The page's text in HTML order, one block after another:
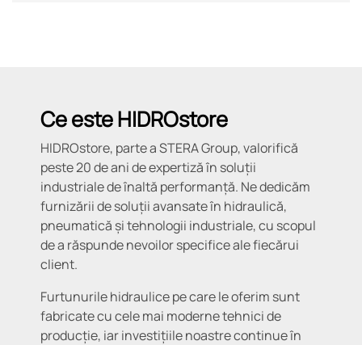
Ce este HIDROstore
HIDROstore, parte a STERA Group, valorifică
peste 20 de ani de expertiză în soluții
industriale de înaltă performanță. Ne dedicăm
furnizării de soluții avansate în hidraulică,
pneumatică și tehnologii industriale, cu scopul
de a răspunde nevoilor specifice ale fiecărui
client.
Furtunurile hidraulice pe care le oferim sunt
fabricate cu cele mai moderne tehnici de
producție, iar investițiile noastre continue în